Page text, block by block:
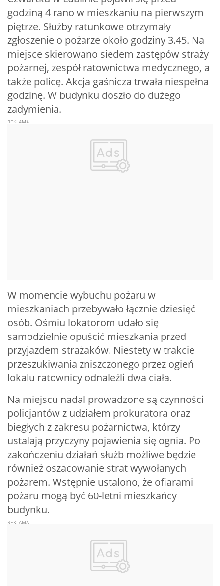
godziną 4 rano w mieszkaniu na pierwszym
piętrze. Służby ratunkowe otrzymały
zgłoszenie o pożarze około godziny 3.45. Na
miejsce skierowano siedem zastępów straży
pożarnej, zespół ratownictwa medycznego, a
także policę. Akcja gaśnicza trwała niespełna
godzinę. W budynku doszło do dużego
zadymienia.
W momencie wybuchu pożaru w
mieszkaniach przebywało łącznie dziesięć
osób. Ośmiu lokatorom udało się
samodzielnie opuścić mieszkania przed
przyjazdem strażaków. Niestety w trakcie
przeszukiwania zniszczonego przez ogień
lokalu ratownicy odnaleźli dwa ciała.
Na miejscu nadal prowadzone są czynności
policjantów z udziałem prokuratora oraz
biegłych z zakresu pożarnictwa, którzy
ustalają przyczyny pojawienia się ognia. Po
zakończeniu działań służb możliwe będzie
również oszacowanie strat wywołanych
pożarem. Wstępnie ustalono, że ofiarami
pożaru mogą być 60-letni mieszkańcy
budynku.